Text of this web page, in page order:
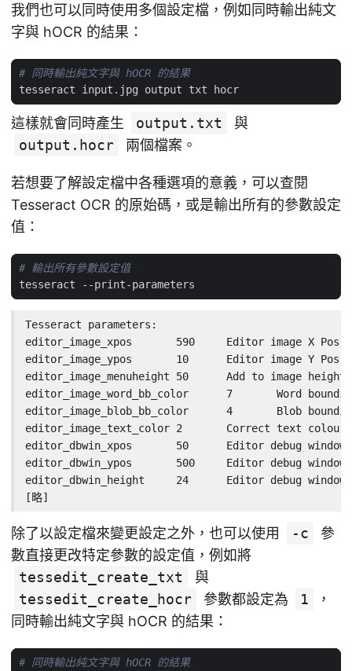
我們也可以同時使用多個設定檔，例如同時輸出純文
字與 hOCR 的結果：
# 同時輸出純文字與 hOCR 的結果
這樣就會同時產生 output.txt
與
output.hocr
兩個檔案。
若想要了解設定檔中各種選項的意義，可以查閱
Tesseract OCR 的原始碼，或是輸出所有的參數設定
值：
# 輸出所有參數設定值
Tesseract parameters:
editor_image_xpos	590	Editor image X Pos
editor_image_ypos	10	Editor image Y Pos
editor_image_menuheight	50	Add to image height for menu bar
editor_image_word_bb_color	7	Word bounding box colour
editor_image_blob_bb_color	4	Blob bounding box colour
editor_image_text_color	2	Correct text colour
editor_dbwin_xpos	50	Editor debug window X Pos
editor_dbwin_ypos	500	Editor debug window Y Pos
editor_dbwin_height	24	Editor debug window height
[略]
除了以設定檔來變更設定之外，也可以使用 -c
參
數直接更改特定參數的設定值，例如將
tessedit_create_txt
與
tessedit_create_hocr
參數都設定為 1
，
同時輸出純文字與 hOCR 的結果：
# 同時輸出純文字與 hOCR 的結果